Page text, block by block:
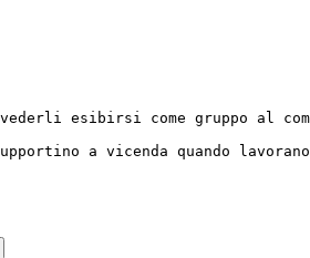
esibirsi come gruppo al
a vicenda quando